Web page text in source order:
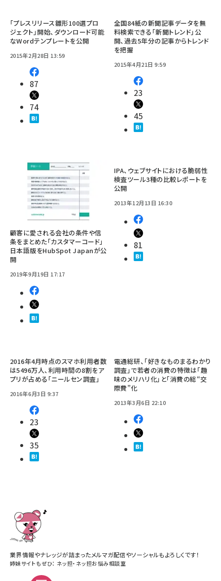
「プレスリリース雛形100選プロ
ジェクト」開始、ダウンロード可能
なWordテンプレートを公開
2015年2月28日 13:59
87
74
全国84紙の新聞記事データを無
料検索できる「新聞トレンド」公
開、過去5年分の記事からトレンド
を把握
2015年4月21日 9:59
23
45
顧客に愛される会社の条件や信
条をまとめた「カスタマーコード」
日本語版をHubSpot Japanが公
開
2019年9月19日 17:17
IPA、ウェブサイトにおける脆弱性
検査ツール3種の比較レポートを
公開
2013年12月13日 16:30
81
2016年4月時点のスマホ利用者数
は5496万人、利用時間の8割をア
プリが占める「ニールセン調査」
2016年6月3日 9:37
23
35
電通総研、「好きなものまるわかり
調査」で若者の消費の特徴は「趣
味のメリハリ化」と「消費の総“交
際費”化
2013年3月6日 22:10
業界情報やナレッジが詰まったメルマガ配信やソーシャルもよろしくです！
姉妹サイトもぜひ： ネッ担・ ネッ担お悩み相談室